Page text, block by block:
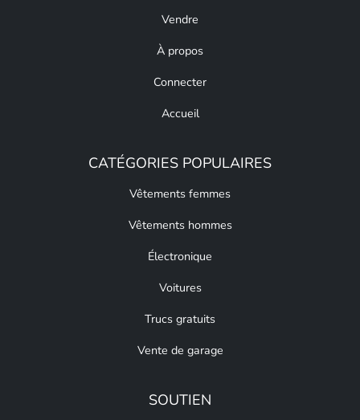
Vendre
À propos
Connecter
Accueil
CATÉGORIES POPULAIRES
Vêtements femmes
Vêtements hommes
Électronique
Voitures
Trucs gratuits
Vente de garage
SOUTIEN